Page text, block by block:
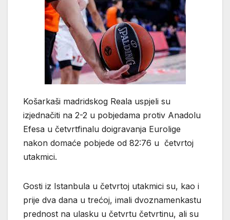
Košarkaši madridskog Reala uspjeli su
izjednačiti na 2-2 u pobjedama protiv Anadolu
Efesa u četvrtfinalu doigravanja Eurolige
nakon domaće pobjede od 82:76 u četvrtoj
utakmici.
Gosti iz Istanbula u četvrtoj utakmici su, kao i
prije dva dana u trećoj, imali dvoznamenkastu
prednost na ulasku u četvrtu četvrtinu, ali su